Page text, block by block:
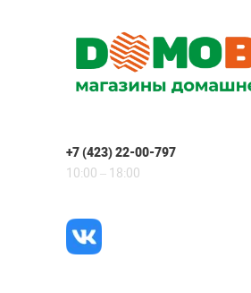
+7 (423) 22-00-797
10:00 – 18:00